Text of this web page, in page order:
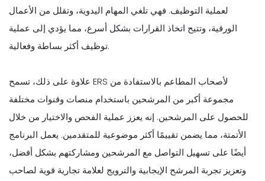
لعملية التوظيف. فهي تلغي المهام اليدوية، وتقلل من الأعمال
الورقية، وتتيح اتخاذ القرارات بشكل أسرع، مما يؤدي إلى عملية
توظيف أكثر بساطة وفعالية.
علاوة على ذلك، تسمح ERS لأصحاب المطاعم بالاستفادة من
مجموعة أكبر من المرشحين باستخدام منصات وقنوات مختلفة
للحصول على المرشحين. إنه يعزز عملية الفحص والاختيار من خلال
الأتمتة، مما يضمن تقييمًا أكثر موضوعية للمتقدمين. يعمل البرنامج
أيضًا على تسهيل التواصل مع المرشحين ومشاركتهم بشكل أفضل،
وتعزيز تجربة المرشح الإيجابية والترويج لعلامة تجارية قوية لصاحب